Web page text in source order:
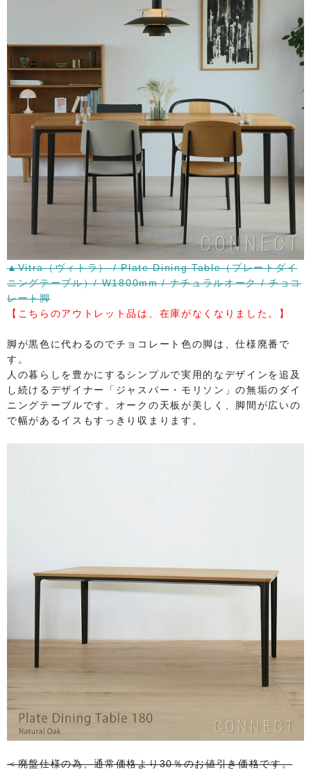
▲Vitra（ヴィトラ） / Plate Dining Table（プレートダイ
ニングテーブル）/ W1800mm / ナチュラルオーク / チョコ
レート脚
​【こちらのアウトレット品は、在庫がなくなりました。】
脚が黒色に代わるのでチョコレート色の脚は、仕様廃番で
す。
人の暮らしを豊かにするシンプルで実用的なデザインを追及
し続けるデザイナー「ジャスパー・モリソン」の無垢のダイ
ニングテーブルです。オークの天板が美しく、脚間が広いの
で幅があるイスもすっきり収まります。
＜廃盤仕様の為、通常価格より30％のお値引き価格です。